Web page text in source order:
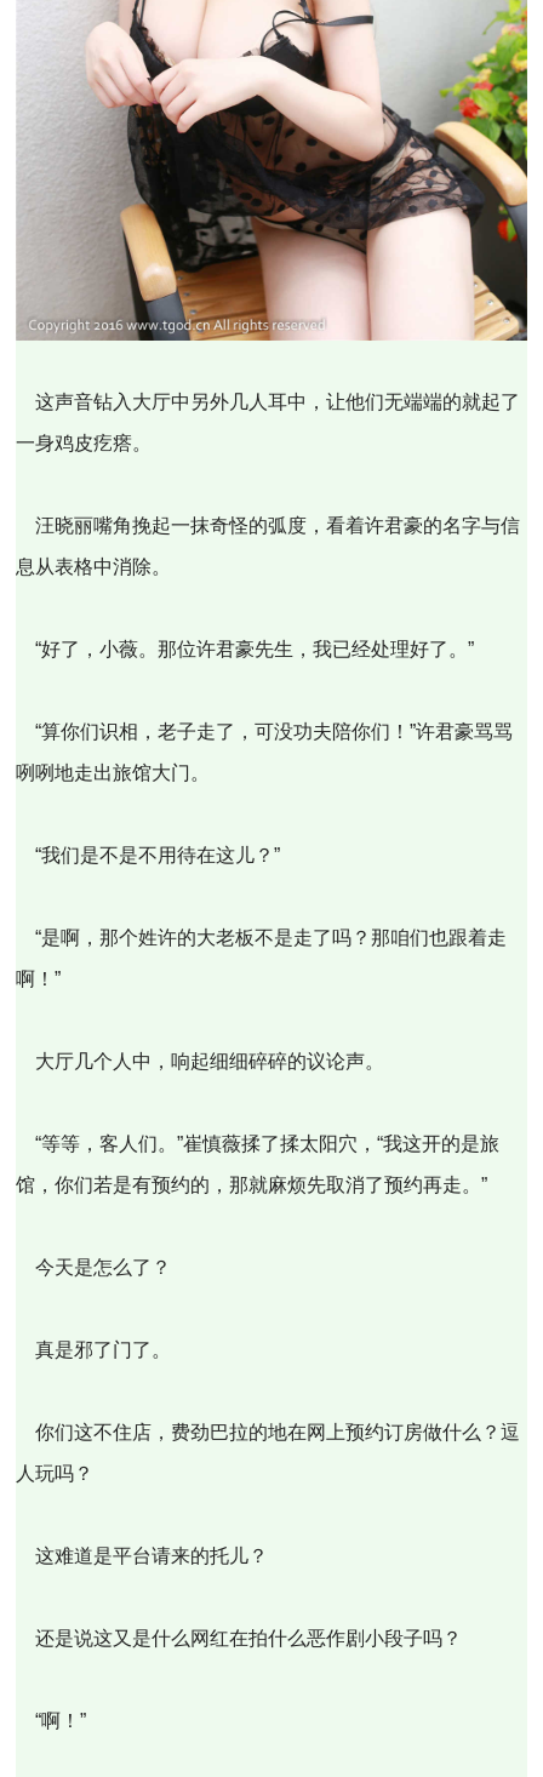
这声音钻入大厅中另外几人耳中，让他们无端端的就起了
一身鸡皮疙瘩。
汪晓丽嘴角挽起一抹奇怪的弧度，看着许君豪的名字与信
息从表格中消除。
“好了，小薇。那位许君豪先生，我已经处理好了。”
“算你们识相，老子走了，可没功夫陪你们！”许君豪骂骂
咧咧地走出旅馆大门。
“我们是不是不用待在这儿？”
“是啊，那个姓许的大老板不是走了吗？那咱们也跟着走
啊！”
大厅几个人中，响起细细碎碎的议论声。
“等等，客人们。”崔慎薇揉了揉太阳穴，“我这开的是旅
馆，你们若是有预约的，那就麻烦先取消了预约再走。”
今天是怎么了？
真是邪了门了。
你们这不住店，费劲巴拉的地在网上预约订房做什么？逗
人玩吗？
这难道是平台请来的托儿？
还是说这又是什么网红在拍什么恶作剧小段子吗？
“啊！”